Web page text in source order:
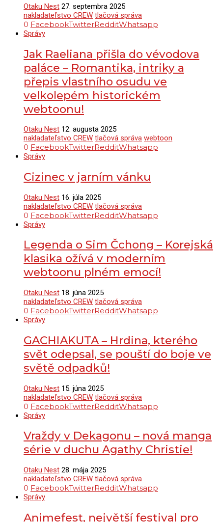
Otaku Nest 27. septembra 2025
nakladateľstvo CREW tlačová správa
0 FacebookTwitterRedditWhatsapp
Správy
Jak Raeliana přišla do vévodova
paláce – Romantika, intriky a
přepis vlastního osudu ve
velkolepém historickém
webtoonu!
Otaku Nest 12. augusta 2025
nakladateľstvo CREW tlačová správa webtoon
0 FacebookTwitterRedditWhatsapp
Správy
Cizinec v jarním vánku
Otaku Nest 16. júla 2025
nakladateľstvo CREW tlačová správa
0 FacebookTwitterRedditWhatsapp
Správy
Legenda o Sim Čchong – Korejská
klasika ožívá v moderním
webtoonu plném emocí!
Otaku Nest 18. júna 2025
nakladateľstvo CREW tlačová správa
0 FacebookTwitterRedditWhatsapp
Správy
GACHIAKUTA – Hrdina, kterého
svět odepsal, se pouští do boje ve
světě odpadků!
Otaku Nest 15. júna 2025
nakladateľstvo CREW tlačová správa
0 FacebookTwitterRedditWhatsapp
Správy
Vraždy v Dekagonu – nová manga
série v duchu Agathy Christie!
Otaku Nest 28. mája 2025
nakladateľstvo CREW tlačová správa
0 FacebookTwitterRedditWhatsapp
Správy
Animefest, největší festival pro